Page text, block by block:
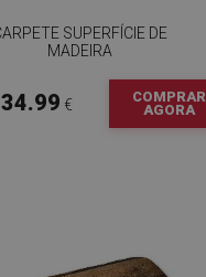
SUPERFÍCIE DE
MADEIRA
34.99 €
COMPRAR
AGORA